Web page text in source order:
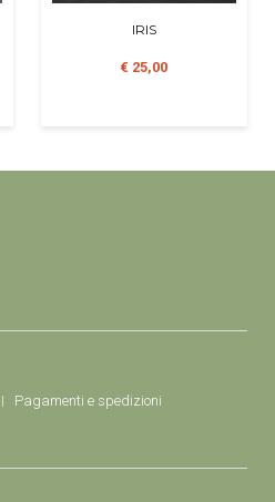
IRIS
€ 25,00
Pagamenti e spedizioni